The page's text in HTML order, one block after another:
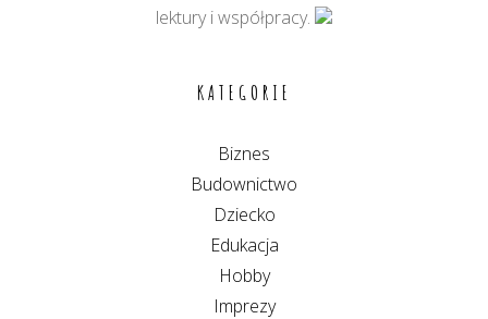
lektury i współpracy.
KATEGORIE
Biznes
Budownictwo
Dziecko
Edukacja
Hobby
Imprezy